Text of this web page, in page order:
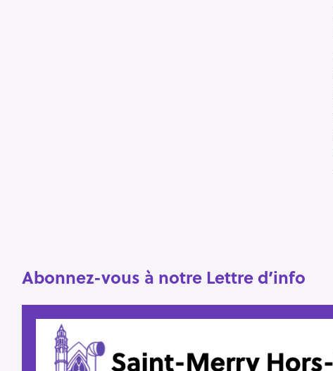
Abonnez-vous à notre Lettre d’info